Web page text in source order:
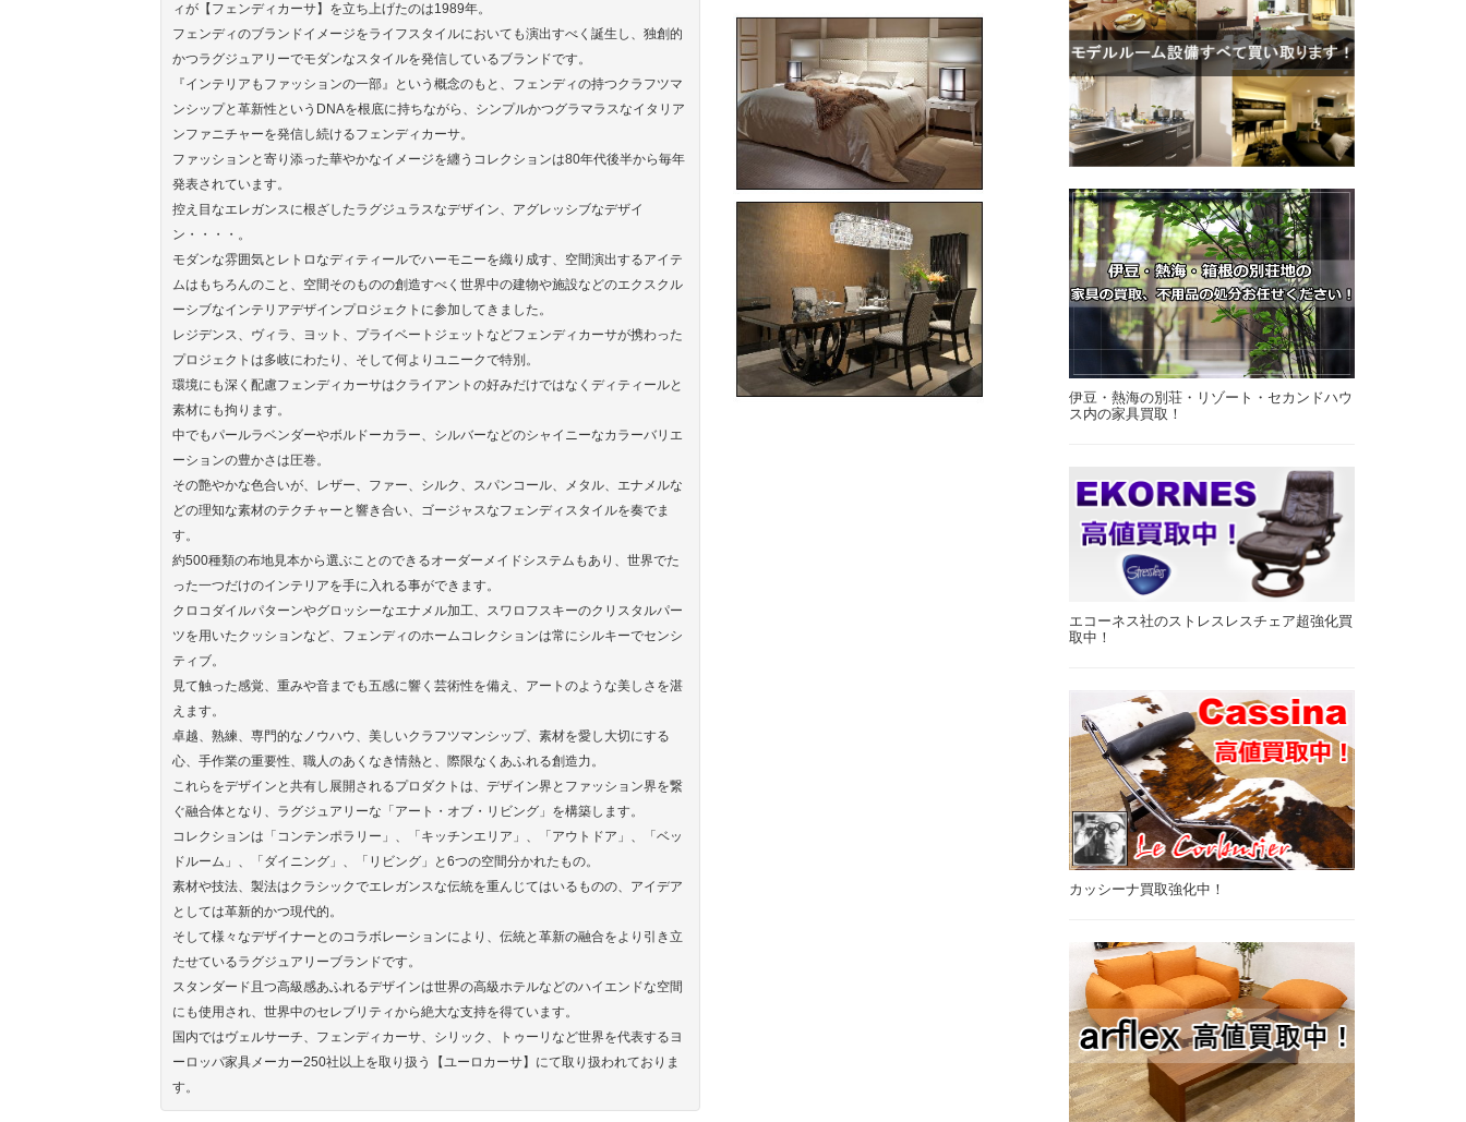
ィが【フェンディカーサ】を立ち上げたのは1989年。
フェンディのブランドイメージをライフスタイルにおいても演出すべく誕生し、独創的
かつラグジュアリーでモダンなスタイルを発信しているブランドです。
『インテリアもファッションの一部』という概念のもと、フェンディの持つクラフツマ
ンシップと革新性というDNAを根底に持ちながら、シンプルかつグラマラスなイタリア
ンファニチャーを発信し続けるフェンディカーサ。
ファッションと寄り添った華やかなイメージを纏うコレクションは80年代後半から毎年
発表されています。
控え目なエレガンスに根ざしたラグジュラスなデザイン、アグレッシブなデザイ
ン・・・・。
モダンな雰囲気とレトロなディティールでハーモニーを織り成す、空間演出するアイテ
ムはもちろんのこと、空間そのものの創造すべく世界中の建物や施設などのエクスクル
ーシブなインテリアデザインプロジェクトに参加してきました。
レジデンス、ヴィラ、ヨット、プライベートジェットなどフェンディカーサが携わった
プロジェクトは多岐にわたり、そして何よりユニークで特別。
環境にも深く配慮フェンディカーサはクライアントの好みだけではなくディティールと
素材にも拘ります。
中でもパールラベンダーやボルドーカラー、シルバーなどのシャイニーなカラーバリエ
ーションの豊かさは圧巻。
その艶やかな色合いが、レザー、ファー、シルク、スパンコール、メタル、エナメルな
どの理知な素材のテクチャーと響き合い、ゴージャスなフェンディスタイルを奏でま
す。
約500種類の布地見本から選ぶことのできるオーダーメイドシステムもあり、世界でた
った一つだけのインテリアを手に入れる事ができます。
クロコダイルパターンやグロッシーなエナメル加工、スワロフスキーのクリスタルパー
ツを用いたクッションなど、フェンディのホームコレクションは常にシルキーでセンシ
ティブ。
見て触った感覚、重みや音までも五感に響く芸術性を備え、アートのような美しさを湛
えます。
卓越、熟練、専門的なノウハウ、美しいクラフツマンシップ、素材を愛し大切にする
心、手作業の重要性、職人のあくなき情熱と、際限なくあふれる創造力。
これらをデザインと共有し展開されるプロダクトは、デザイン界とファッション界を繋
ぐ融合体となり、ラグジュアリーな「アート・オブ・リビング」を構築します。
コレクションは「コンテンポラリー」、「キッチンエリア」、「アウトドア」、「ベッ
ドルーム」、「ダイニング」、「リビング」と6つの空間分かれたもの。
素材や技法、製法はクラシックでエレガンスな伝統を重んじてはいるものの、アイデア
としては革新的かつ現代的。
そして様々なデザイナーとのコラボレーションにより、伝統と革新の融合をより引き立
たせているラグジュアリーブランドです。
スタンダード且つ高級感あふれるデザインは世界の高級ホテルなどのハイエンドな空間
にも使用され、世界中のセレブリティから絶大な支持を得ています。
国内ではヴェルサーチ、フェンディカーサ、シリック、トゥーリなど世界を代表するヨ
ーロッパ家具メーカー250社以上を取り扱う【ユーロカーサ】にて取り扱われておりま
す。
伊豆・熱海の別荘・リゾート・セカンドハウ
ス内の家具買取！
エコーネス社のストレスレスチェア超強化買
取中！
カッシーナ買取強化中！